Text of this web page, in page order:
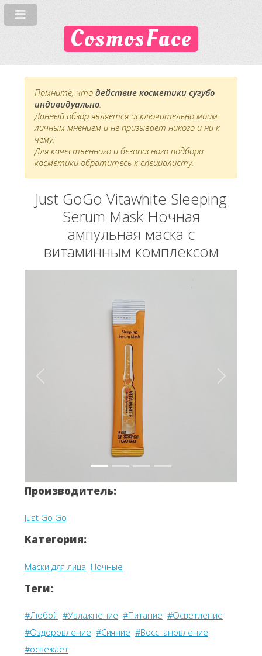
CosmosFace
Помните, что действие косметики сугубо
индивидуально.
Данный обзор является исключительно моим
личным мнением и не призывает никого и ни к
чему.
Для качественного и безопасного подбора
косметики обратитесь к специалисту.
Just GoGo Vitawhite Sleeping
Serum Mask Ночная
ампульная маска с
витаминным комплексом
Вперёд Назад
Производитель:
Just Go Go
Категория:
Маски для лица Ночные
Теги:
#Любой #Увлажнение #Питание #Осветление
#Оздоровление #Сияние #Восстановление
#освежает